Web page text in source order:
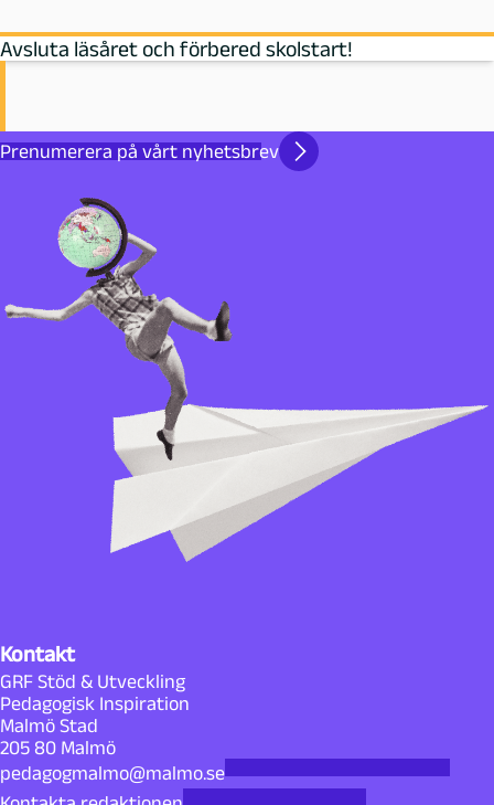
Avsluta läsåret och förbered skolstart!
Prenumerera på vårt nyhetsbrev
Kontakt
GRF Stöd & Utveckling
Pedagogisk Inspiration
Malmö Stad
205 80 Malmö
pedagogmalmo@malmo.se